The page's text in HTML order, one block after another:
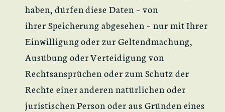
haben, dürfen diese Daten – von
ihrer Speicherung abgesehen – nur mit Ihrer
Einwilligung oder zur Geltendmachung,
Ausübung oder Verteidigung von
Rechtsansprüchen oder zum Schutz der
Rechte einer anderen natürlichen oder
juristischen Person oder aus Gründen eines